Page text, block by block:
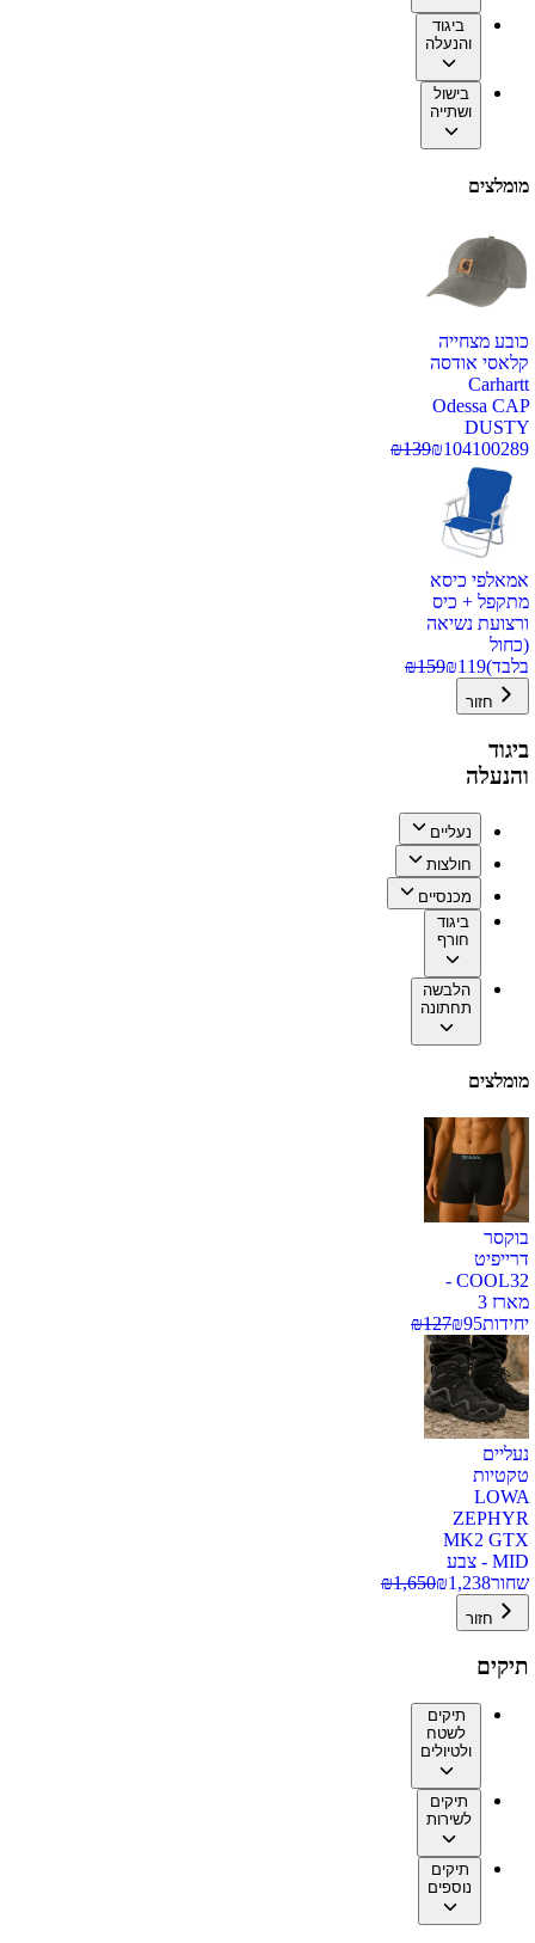
ביגוד
והנעלה
בישול
ושתייה
מומלצים
כובע מצחייה
קלאסי אודסה
Carhartt
Odessa CAP
DUSTY
100289
₪104
₪139
אמאלפי כיסא
מתקפל + כיס
ורצועת נשיאה
(כחול
בלבד)
₪119
₪159
חזור
ביגוד
והנעלה
נעליים
חולצות
מכנסיים
ביגוד
חורף
הלבשה
תחתונה
מומלצים
בוקסר
דרייפיט
COOL32 -
מארז 3
יחידות
₪95
₪127
נעליים
טקטיות
LOWA
ZEPHYR
MK2 GTX
MID - צבע
שחור
₪1,238
₪1,650
חזור
תיקים
תיקים
לשטח
ולטיולים
תיקים
לשירות
תיקים
נוספים